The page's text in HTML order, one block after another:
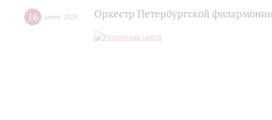
16 июня 2026 Оркестр Петербургской